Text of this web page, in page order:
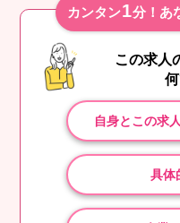
カンタン1分！あ
この求人
自身とこの求
具体